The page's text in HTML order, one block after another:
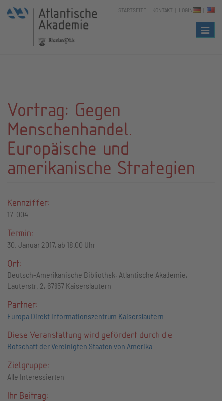
STARTSEITE KONTAKT LOGIN
Vortrag: Gegen
Menschenhandel.
Europäische und
amerikanische Strategien
Kennziffer:
17-004
Termin:
30. Januar 2017, ab 18.00 Uhr
Ort:
Deutsch-Amerikanische Bibliothek, Atlantische Akademie,
Lauterstr. 2, 67657 Kaiserslautern
Partner:
Europa Direkt Informationszentrum Kaiserslautern
Diese Veranstaltung wird gefördert durch die
Botschaft der Vereinigten Staaten von Amerika
Zielgruppe:
Alle Interessierten
Ihr Beitrag: